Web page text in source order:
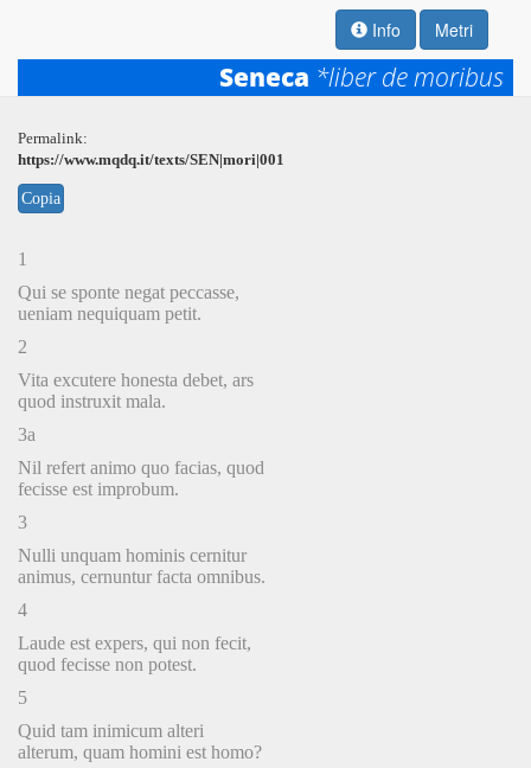
Info Metri
Seneca *liber de moribus
Permalink:
https://www.mqdq.it/texts/SEN|mori|001
Copia
1
Qui se sponte negat peccasse,
ueniam nequiquam petit.
2
Vita excutere honesta debet, ars
quod instruxit mala.
3a
Nil refert animo quo facias, quod
fecisse est improbum.
3
Nulli unquam hominis cernitur
animus, cernuntur facta omnibus.
4
Laude est expers, qui non fecit,
quod fecisse non potest.
5
Quid tam inimicum alteri
alterum, quam homini est homo?